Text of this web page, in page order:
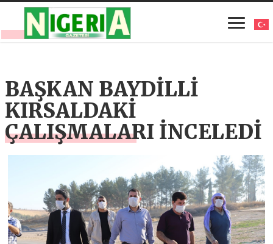
BAŞKAN BAYDİLLİ
KIRSALDAKİ
ÇALIŞMALARI İNCELEDİ